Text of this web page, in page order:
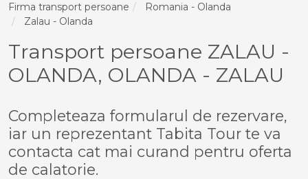
Firma transport persoane
Romania - Olanda
Zalau - Olanda
Transport persoane ZALAU -
OLANDA, OLANDA - ZALAU
Completeaza formularul de rezervare,
iar un reprezentant Tabita Tour te va
contacta cat mai curand pentru oferta
de calatorie.